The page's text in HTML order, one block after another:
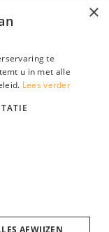
Policy
×
te
u in met alle
Lees verder
AFWIJZEN